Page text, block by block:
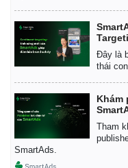
Đây là
thái
Khám
Tham
SmartAds.